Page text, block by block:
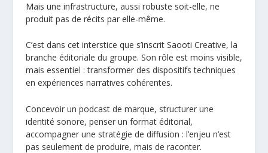
Mais une infrastructure, aussi robuste soit-elle, ne
produit pas de récits par elle-même.
C’est dans cet interstice que s’inscrit Saooti Creative, la
branche éditoriale du groupe. Son rôle est moins visible,
mais essentiel : transformer des dispositifs techniques
en expériences narratives cohérentes.
Concevoir un podcast de marque, structurer une
identité sonore, penser un format éditorial,
accompagner une stratégie de diffusion : l’enjeu n’est
pas seulement de produire, mais de raconter.